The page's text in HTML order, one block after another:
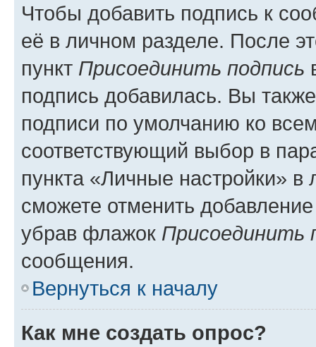
Чтобы добавить подпись к
её в личном разделе. После
пункт Присоединить подпись
подпись добавилась. Вы
подписи по умолчанию ко
соответствующий выбор в
пункта «Личные настройки»
сможете отменить
убрав флажок Присоединить
сообщения.
Вернуться к началу
Как мне создать опрос?